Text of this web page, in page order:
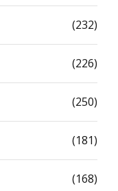
(232)
(226)
(250)
(181)
(168)